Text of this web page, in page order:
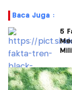
Baca Juga :
5